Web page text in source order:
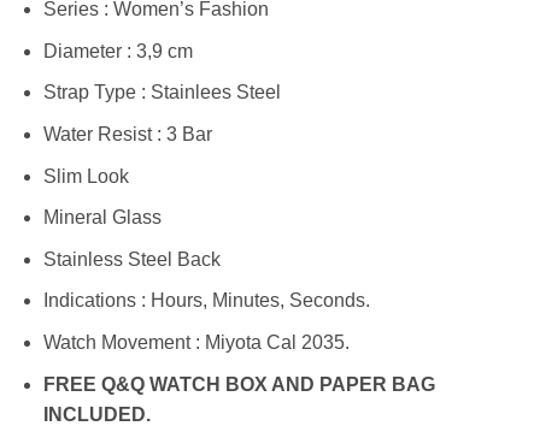
Series : Women’s Fashion
Diameter : 3,9 cm
Strap Type : Stainlees Steel
Water Resist : 3 Bar
Slim Look
Mineral Glass
Stainless Steel Back
Indications : Hours, Minutes, Seconds.
Watch Movement : Miyota Cal 2035.
FREE Q&Q WATCH BOX AND PAPER BAG
INCLUDED.